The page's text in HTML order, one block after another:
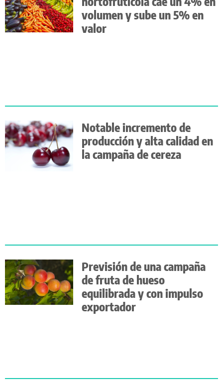
volumen y sube un 5% en
valor
Notable incremento de
producción y alta calidad en
la campaña de cereza
Previsión de una campaña
de fruta de hueso
equilibrada y con impulso
exportador